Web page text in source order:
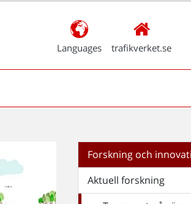
Languages trafikverket.se
Forskning och
Aktuell forskning